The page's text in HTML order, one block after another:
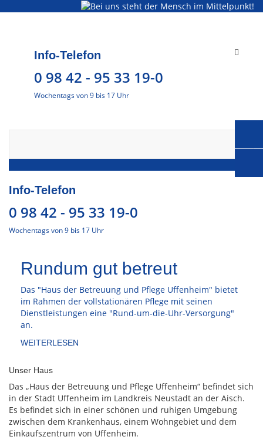
Toggle
Info-Telefon
0 98 42 - 95 33 19-0
Wochentags von 9 bis 17 Uhr
Info-Telefon
0 98 42 - 95 33 19-0
Wochentags von 9 bis 17 Uhr
Rundum gut betreut
Das "Haus der Betreuung und Pflege Uffenheim" bietet
im Rahmen der vollstationären Pflege mit seinen
Dienstleistungen eine "Rund-um-die-Uhr-Versorgung"
an.
WEITERLESEN
Unser Haus
Das „Haus der Betreuung und Pflege Uffenheim“ befindet sich
in der Stadt Uffenheim im Landkreis Neustadt an der Aisch.
Es befindet sich in einer schönen und ruhigen Umgebung
zwischen dem Krankenhaus, einem Wohngebiet und dem
Einkaufszentrum von Uffenheim.